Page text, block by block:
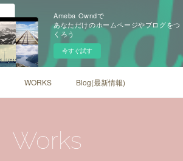
Ameba Owndで
あなただけのホームページやブログをつ
くろう
今すぐ試す
WORKS Blog(最新情報)
Works